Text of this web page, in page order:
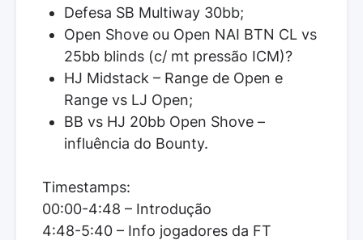
Defesa SB Multiway 30bb;
Open Shove ou Open NAI BTN CL vs
25bb blinds (c/ mt pressão ICM)?
HJ Midstack – Range de Open e
Range vs LJ Open;
BB vs HJ 20bb Open Shove –
influência do Bounty.
Timestamps:
00:00-4:48 – Introdução
4:48-5:40 – Info jogadores da FT